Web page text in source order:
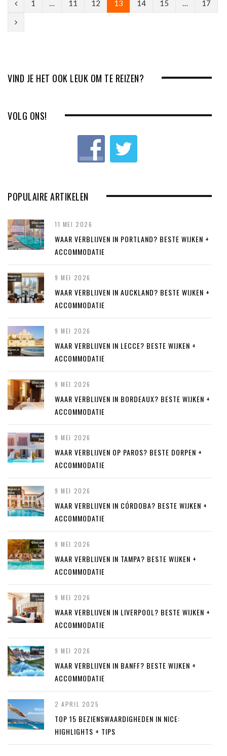
P
r
i
1 … 11 12 13 14 15 …
17
N
t
VIND JE HET OOK LEUK OM TE REIZEN?
VOLG ONS!
POPULAIRE ARTIKELEN
11 MEI 2026
WAAR VERBLIJVEN IN PORTLAND? BESTE WIJKEN +
ACCOMMODATIE
9 MEI 2026
WAAR VERBLIJVEN IN AUCKLAND? BESTE WIJKEN +
ACCOMMODATIE
9 MEI 2026
WAAR VERBLIJVEN IN LECCE? BESTE WIJKEN +
ACCOMMODATIE
9 MEI 2026
WAAR VERBLIJVEN IN BORDEAUX? BESTE WIJKEN +
ACCOMMODATIE
9 MEI 2026
WAAR VERBLIJVEN OP PAROS? BESTE DORPEN +
ACCOMMODATIE
9 MEI 2026
WAAR VERBLIJVEN IN CÓRDOBA? BESTE WIJKEN +
ACCOMMODATIE
9 MEI 2026
WAAR VERBLIJVEN IN TAMPA? BESTE WIJKEN +
ACCOMMODATIE
9 MEI 2026
WAAR VERBLIJVEN IN LIVERPOOL? BESTE WIJKEN +
ACCOMMODATIE
9 MEI 2026
WAAR VERBLIJVEN IN BANFF? BESTE WIJKEN +
ACCOMMODATIE
2 APRIL 2025
TOP 15 BEZIENSWAARDIGHEDEN IN NICE:
HIGHLIGHTS + TIPS